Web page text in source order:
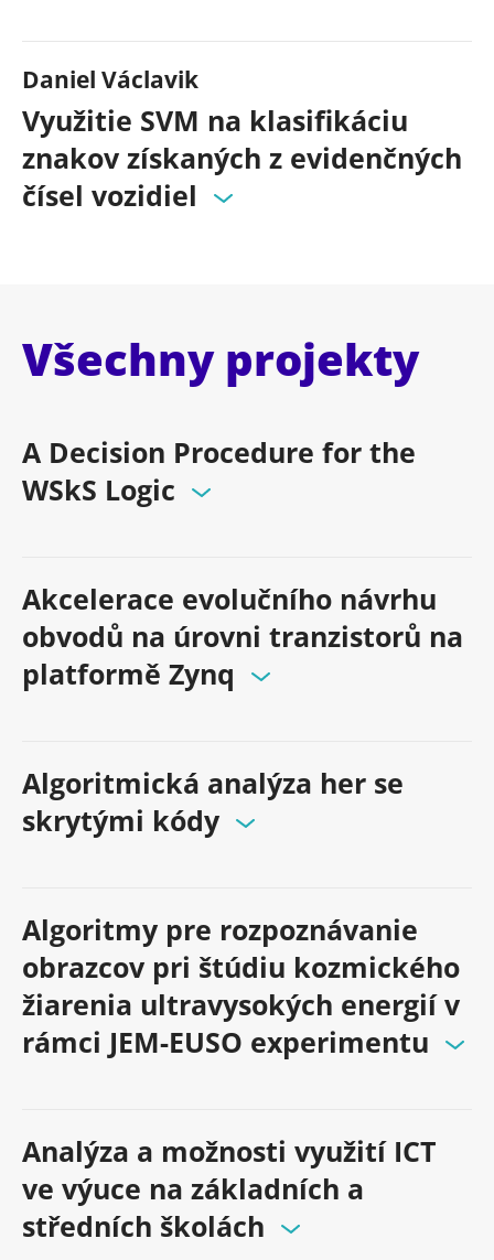
Daniel Václavik
Využitie SVM na klasifikáciu
znakov získaných z evidenčných
čísel vozidiel
Všechny projekty
A Decision Procedure for the
WSkS Logic
Akcelerace evolučního návrhu
obvodů na úrovni tranzistorů na
platformě Zynq
Algoritmická analýza her se
skrytými kódy
Algoritmy pre rozpoznávanie
obrazcov pri štúdiu kozmického
žiarenia ultravysokých energií v
rámci JEM-EUSO experimentu
Analýza a možnosti využití ICT
ve výuce na základních a
středních školách